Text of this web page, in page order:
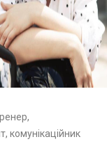
комунікаційник